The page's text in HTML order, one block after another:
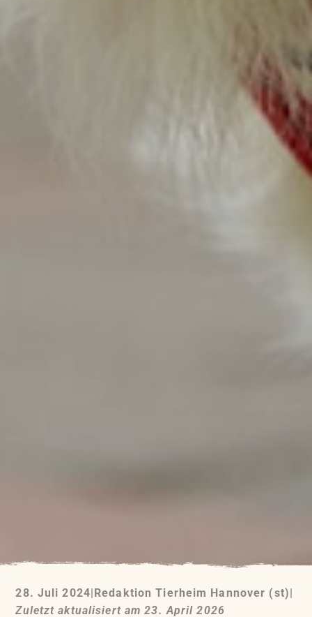
28. Juli 2024|Redaktion Tierheim Hannover (st)|
Zuletzt aktualisiert am 23. April 2026